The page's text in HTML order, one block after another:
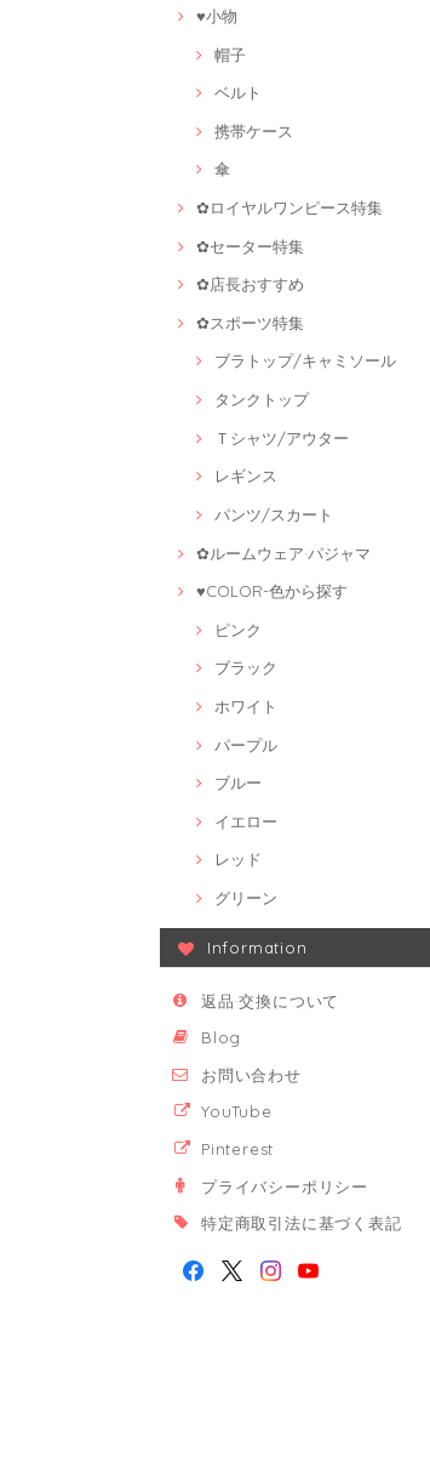
♥小物
帽子
ベルト
携帯ケース
傘
✿ロイヤルワンピース特集
✿セーター特集
✿店長おすすめ
✿スポーツ特集
ブラトップ/キャミソール
タンクトップ
Ｔシャツ/アウター
レギンス
パンツ/スカート
✿ルームウェア·パジャマ
♥COLOR-色から探す
ピンク
ブラック
ホワイト
パープル
ブルー
イエロー
レッド
グリーン
Information
返品·交換について
Blog
お問い合わせ
YouTube
Pinterest
プライバシーポリシー
特定商取引法に基づく表記